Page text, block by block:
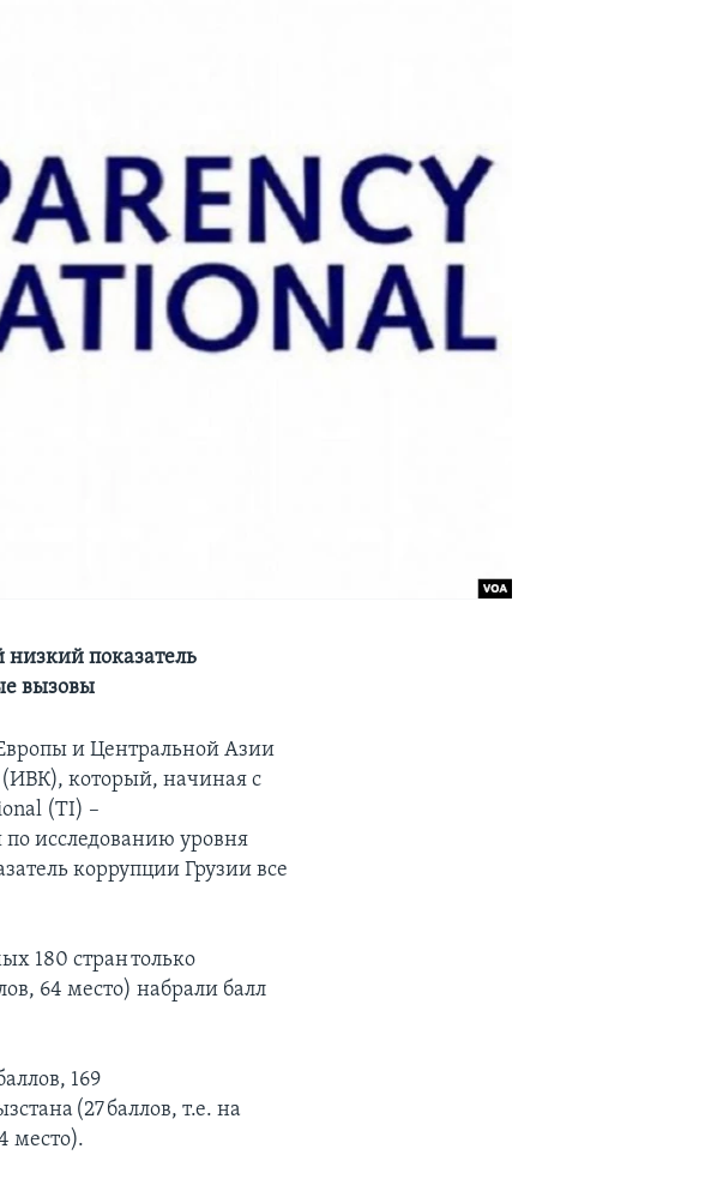
показатель
вызовы
и Центральной Азии
(ИВК), который, начиная с
(TI) –
исследованию уровня
коррупции Грузии все
180 стран только
64 место) набрали балл
169
(27 баллов, т.е. на
место).